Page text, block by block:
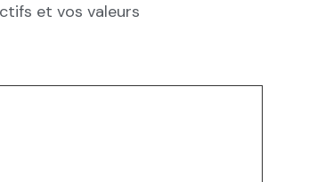
et vos valeurs